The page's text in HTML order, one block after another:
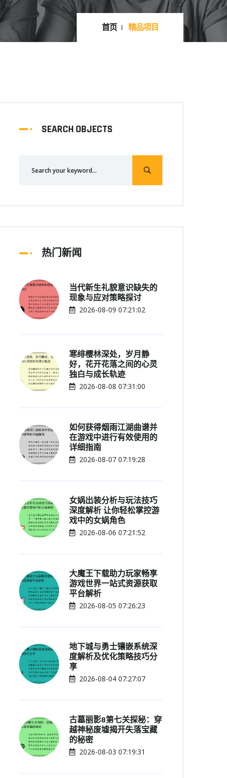
首页 精品项目
SEARCH OBJECTS
热门新闻
当代新生礼貌意识缺失的
现象与应对策略探讨
2026-08-09 07:21:02
寒绯樱林深处，岁月静
好，花开花落之间的心灵
独白与成长轨迹
2026-08-08 07:31:00
如何获得烟雨江湖曲谱并
在游戏中进行有效使用的
详细指南
2026-08-07 07:19:28
女娲出装分析与玩法技巧
深度解析 让你轻松掌控游
戏中的女娲角色
2026-08-06 07:21:52
大魔王下载助力玩家畅享
游戏世界一站式资源获取
平台解析
2026-08-05 07:26:23
地下城与勇士镶嵌系统深
度解析及优化策略技巧分
享
2026-08-04 07:27:07
古墓丽影8第七关探秘：穿
越神秘废墟揭开失落宝藏
的秘密
2026-08-03 07:19:31